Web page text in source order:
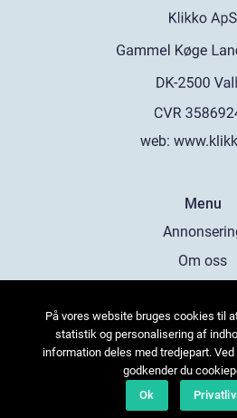
web:
Menu
Om oss
Kontakta
Sitemap
På vores website bruges cookies til
statistik og personalisering af
information deles med tredjepart.
godkender du
Ok